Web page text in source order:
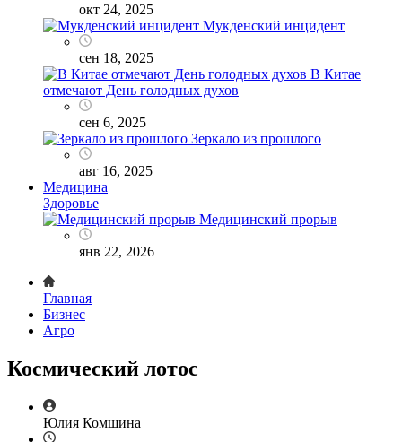
окт 24, 2025
Мукденский инцидент
сен 18, 2025
В Китае
отмечают День голодных духов
сен 6, 2025
Зеркало из прошлого
авг 16, 2025
Медицина
Здоровье
Медицинский прорыв
янв 22, 2026
Главная
Бизнес
Агро
Космический лотос
Юлия Комшина